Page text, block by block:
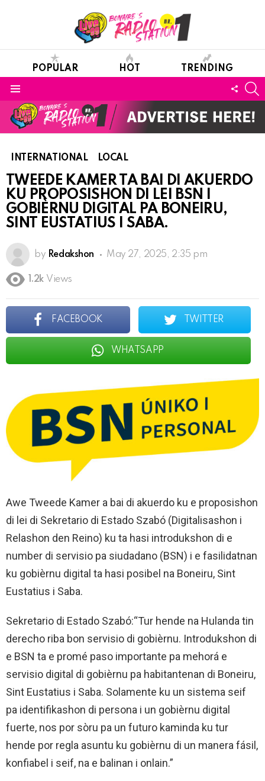
POPULAR HOT TRENDING
INTERNATIONAL LOCAL
TWEEDE KAMER TA BAI DI AKUERDO
KU PROPOSISHON DI LEI BSN I
GOBIÈRNU DIGITAL PA BONEIRU,
SINT EUSTATIUS I SABA.
by Redakshon May 27, 2025, 2:35 pm
1.2k Views
FACEBOOK TWITTER
WHATSAPP
Awe Tweede Kamer a bai di akuerdo ku e proposishon
di lei di Sekretario di Estado Szabó (Digitalisashon i
Relashon den Reino) ku ta hasi introdukshon di e
number di servisio pa siudadano (BSN) i e fasilidatnan
ku gobièrnu digital ta hasi posibel na Boneiru, Sint
Eustatius i Saba.
Sekretario di Estado Szabó:“Tur hende na Hulanda tin
derecho riba bon servisio di gobièrnu. Introdukshon di
e BSN ta e promé paso importante pa mehorá e
servisio digital di gobièrnu pa habitantenan di Boneiru,
Sint Eustatius i Saba. Solamente ku un sistema seif
pa identifikashon di persona i un gobièrnu digital
fuerte, nos por sòru pa un futuro kaminda ku tur
hende por regla asuntu ku gobièrnu di un manera fásil,
konfiabel i seif, na e balinan i onlain.”